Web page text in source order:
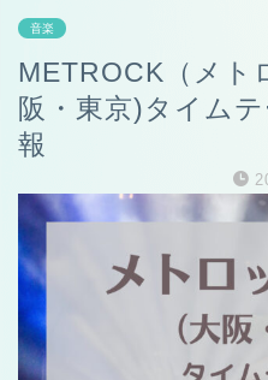
音楽
METROCK（メト
阪・東京)タイム
報